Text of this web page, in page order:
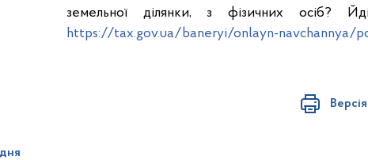
земельної ділянки, з фізичних осіб?
https://tax.gov.ua/baneryi/onlayn-navchannya/